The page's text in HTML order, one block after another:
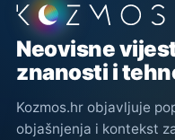
Podnožje stranice
Neovisne
znanosti i
Kozmos.hr objavljuje
objašnjenja i kontekst